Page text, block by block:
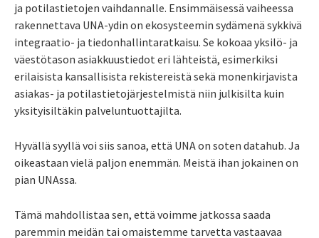
ja potilastietojen vaihdannalle. Ensimmäisessä vaiheessa
rakennettava UNA-ydin on ekosysteemin sydämenä sykkivä
integraatio- ja tiedonhallintaratkaisu. Se kokoaa yksilö- ja
väestötason asiakkuustiedot eri lähteistä, esimerkiksi
erilaisista kansallisista rekistereistä sekä monenkirjavista
asiakas- ja potilastietojärjestelmistä niin julkisilta kuin
yksityisiltäkin palveluntuottajilta.
Hyvällä syyllä voi siis sanoa, että UNA on soten datahub. Ja
oikeastaan vielä paljon enemmän. Meistä ihan jokainen on
pian UNAssa.
Tämä mahdollistaa sen, että voimme jatkossa saada
paremmin meidän tai omaistemme tarvetta vastaavaa